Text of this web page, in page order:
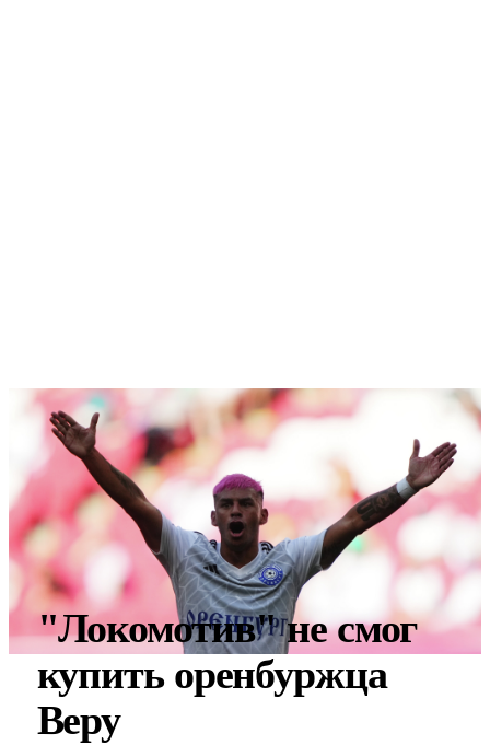
"Локомотив" не смог
купить оренбуржца
Веру